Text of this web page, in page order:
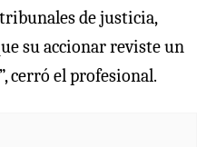
de justicia,
su accionar reviste un
cerró el profesional.